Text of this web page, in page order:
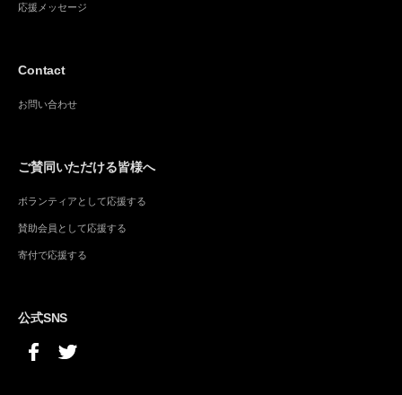
応援メッセージ
Contact
お問い合わせ
ご賛同いただける皆様へ
ボランティアとして応援する
賛助会員として応援する
寄付で応援する
公式SNS